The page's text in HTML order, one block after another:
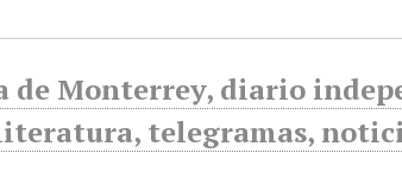
de Monterrey, diario
telegramas,